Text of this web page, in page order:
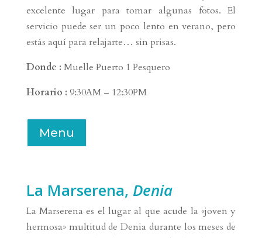
excelente lugar para tomar algunas fotos. El
servicio puede ser un poco lento en verano, pero
estás aquí para relajarte… sin prisas.
Donde : Muelle Puerto 1 Pesquero
Horario : 9:30AM – 12:30PM
Menu
La Marserena, Denia
La Marserena es el lugar al que acude la «joven y
hermosa» multitud de Denia durante los meses de